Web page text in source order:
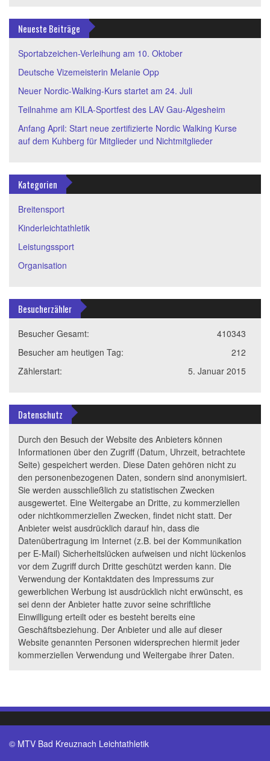
Neueste Beiträge
Sportabzeichen-Verleihung am 10. Oktober
Deutsche Vizemeisterin Melanie Opp
Neuer Nordic-Walking-Kurs startet am 24. Juli
Teilnahme am KILA-Sportfest des LAV Gau-Algesheim
Anfang April: Start neue zertifizierte Nordic Walking Kurse
auf dem Kuhberg für Mitglieder und Nichtmitglieder
Kategorien
Breitensport
Kinderleichtathletik
Leistungssport
Organisation
Besucherzähler
410343
Besucher Gesamt:
212
Besucher am heutigen Tag:
5. Januar 2015
Zählerstart:
Datenschutz
Durch den Besuch der Website des Anbieters können
Informationen über den Zugriff (Datum, Uhrzeit, betrachtete
Seite) gespeichert werden. Diese Daten gehören nicht zu
den personenbezogenen Daten, sondern sind anonymisiert.
Sie werden ausschließlich zu statistischen Zwecken
ausgewertet. Eine Weitergabe an Dritte, zu kommerziellen
oder nichtkommerziellen Zwecken, findet nicht statt. Der
Anbieter weist ausdrücklich darauf hin, dass die
Datenübertragung im Internet (z.B. bei der Kommunikation
per E-Mail) Sicherheitslücken aufweisen und nicht lückenlos
vor dem Zugriff durch Dritte geschützt werden kann. Die
Verwendung der Kontaktdaten des Impressums zur
gewerblichen Werbung ist ausdrücklich nicht erwünscht, es
sei denn der Anbieter hatte zuvor seine schriftliche
Einwilligung erteilt oder es besteht bereits eine
Geschäftsbeziehung. Der Anbieter und alle auf dieser
Website genannten Personen widersprechen hiermit jeder
kommerziellen Verwendung und Weitergabe ihrer Daten.
© MTV Bad Kreuznach Leichtathletik